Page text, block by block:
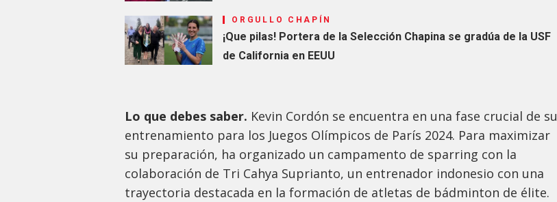
ORGULLO CHAPÍN
¡Que pilas! Portera de la Selección Chapina se gradúa de la USF
de California en EEUU
Lo que debes saber. Kevin Cordón se encuentra en una fase crucial de su
entrenamiento para los Juegos Olímpicos de París 2024. Para maximizar
su preparación, ha organizado un campamento de sparring con la
colaboración de Tri Cahya Suprianto, un entrenador indonesio con una
trayectoria destacada en la formación de atletas de bádminton de élite.